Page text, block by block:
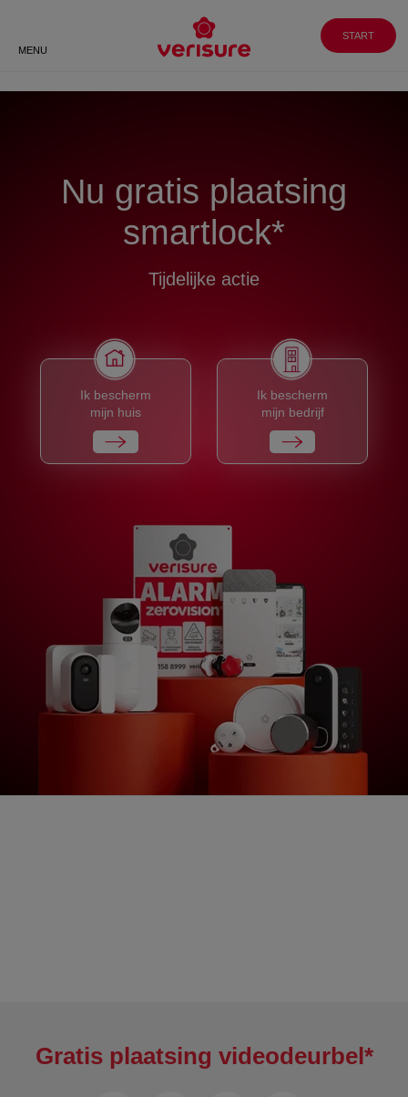
WERKEN BIJ
VERISURE
MY PAGES
MENU
START
Nu gratis plaatsing
smartlock*
Tijdelijke actie
Ik bescherm
mijn huis
Ik bescherm
mijn bedrijf
Gratis plaatsing videodeurbel*